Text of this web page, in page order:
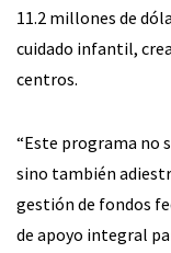
11.2 millones de
cuidado infantil,
centros.
“Este programa no
sino también
gestión de fondos
de apoyo integral